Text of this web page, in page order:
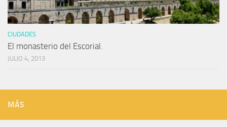
CIUDADES
El monasterio del Escorial.
JULIO 4, 2013
MÁS